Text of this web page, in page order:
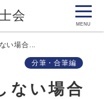
会
い場合...
分筆・合筆編
ない場合